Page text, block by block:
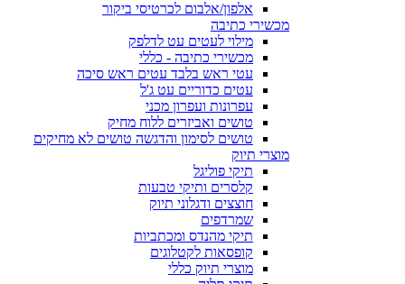
אלפון/אלבום לכרטיסי ביקור
מכשירי כתיבה
מילוי לעטים עט לדלפק
מכשירי כתיבה - כללי
עטי ראש בלבד עטים ראש סיכה
עטים כדוריים עט ג'ל
עפרונות ועפרון מכני
טושים ואביזרים ללוח מחיק
טושים לסימון והדגשה טושים לא מחיקים
מוצרי תיוק
תיקי פוליגל
קלסרים ותיקי טבעות
חוצצים ודגלוני תיוק
שמרדפים
תיקי מהנדס ומכתביות
קופסאות לקטלוגים
מוצרי תיוק כללי